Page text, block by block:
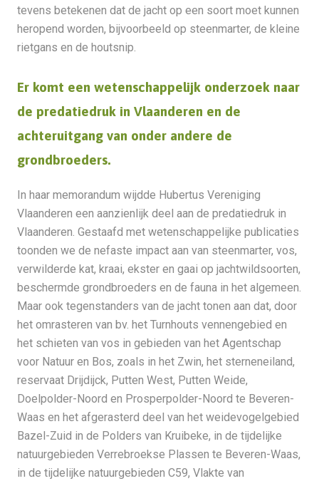
tevens betekenen dat de jacht op een soort moet kunnen
heropend worden, bijvoorbeeld op steenmarter, de kleine
rietgans en de houtsnip.
Er komt een wetenschappelijk onderzoek naar
de predatiedruk in Vlaanderen en de
achteruitgang van onder andere de
grondbroeders.
In haar memorandum wijdde Hubertus Vereniging
Vlaanderen een aanzienlijk deel aan de predatiedruk in
Vlaanderen. Gestaafd met wetenschappelijke publicaties
toonden we de nefaste impact aan van steenmarter, vos,
verwilderde kat, kraai, ekster en gaai op jachtwildsoorten,
beschermde grondbroeders en de fauna in het algemeen.
Maar ook tegenstanders van de jacht tonen aan dat, door
het omrasteren van bv. het Turnhouts vennengebied en
het schieten van vos in gebieden van het Agentschap
voor Natuur en Bos, zoals in het Zwin, het sterneneiland,
reservaat Drijdijck, Putten West, Putten Weide,
Doelpolder-Noord en Prosperpolder-Noord te Beveren-
Waas en het afgerasterd deel van het weidevogelgebied
Bazel-Zuid in de Polders van Kruibeke, in de tijdelijke
natuurgebieden Verrebroekse Plassen te Beveren-Waas,
in de tijdelijke natuurgebieden C59, Vlakte van